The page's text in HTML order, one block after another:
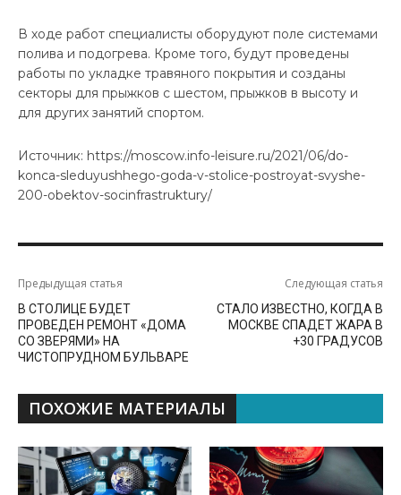
В ходе работ специалисты оборудуют поле системами
полива и подогрева. Кроме того, будут проведены
работы по укладке травяного покрытия и созданы
секторы для прыжков с шестом, прыжков в высоту и
для других занятий спортом.
Источник: https://moscow.info-leisure.ru/2021/06/do-
konca-sleduyushhego-goda-v-stolice-postroyat-svyshe-
200-obektov-socinfrastruktury/
Предыдущая статья
В СТОЛИЦЕ БУДЕТ
ПРОВЕДЕН РЕМОНТ «ДОМА
СО ЗВЕРЯМИ» НА
ЧИСТОПРУДНОМ БУЛЬВАРЕ
Следующая статья
СТАЛО ИЗВЕСТНО, КОГДА В
МОСКВЕ СПАДЕТ ЖАРА В
+30 ГРАДУСОВ
ПОХОЖИЕ МАТЕРИАЛЫ